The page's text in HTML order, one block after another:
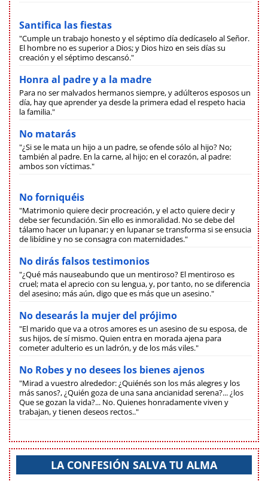
Santifica las fiestas
"Cumple un trabajo honesto y el séptimo día dedícaselo al Señor.
El hombre no es superior a Dios; y Dios hizo en seis días su
creación y el séptimo descansó."
Honra al padre y a la madre
Para no ser malvados hermanos siempre, y adúlteros esposos un
día, hay que aprender ya desde la primera edad el respeto hacia
la familia."
No matarás
"¿Si se le mata un hijo a un padre, se ofende sólo al hijo? No;
también al padre. En la carne, al hijo; en el corazón, al padre:
ambos son víctimas."
No forniquéis
"Matrimonio quiere decir procreación, y el acto quiere decir y
debe ser fecundación. Sin ello es inmoralidad. No se debe del
tálamo hacer un lupanar; y en lupanar se transforma si se ensucia
de libídine y no se consagra con maternidades."
No dirás falsos testimonios
"¿Qué más nauseabundo que un mentiroso? El mentiroso es
cruel; mata el aprecio con su lengua, y, por tanto, no se diferencia
del asesino; más aún, digo que es más que un asesino."
No desearás la mujer del prójimo
"El marido que va a otros amores es un asesino de su esposa, de
sus hijos, de sí mismo. Quien entra en morada ajena para
cometer adulterio es un ladrón, y de los más viles."
No Robes y no desees los bienes ajenos
"Mirad a vuestro alrededor: ¿Quiénés son los más alegres y los
más sanos?, ¿Quién goza de una sana ancianidad serena?... ¿los
Que se gozan la vida?... No. Quienes honradamente viven y
trabajan, y tienen deseos rectos.."
LA CONFESIÓN SALVA TU ALMA